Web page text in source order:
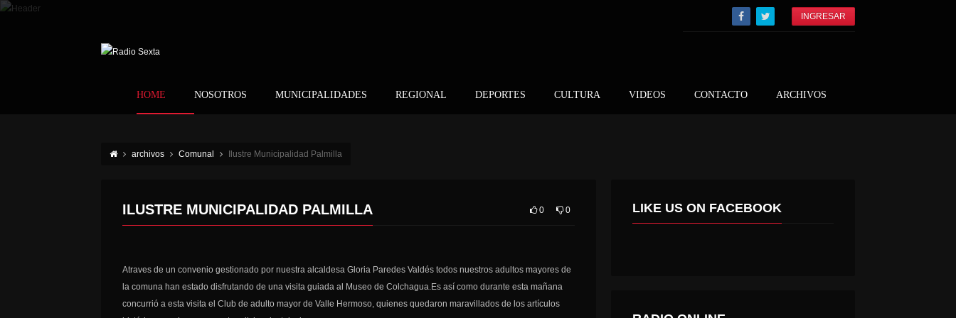
INGRESAR
HOME NOSOTROS MUNICIPALIDADES REGIONAL DEPORTES CULTURA VIDEOS CONTACTO ARCHIVOS
archivos Comunal Ilustre Municipalidad Palmilla
0 0
ILUSTRE MUNICIPALIDAD PALMILLA
Atraves de un convenio gestionado por nuestra alcaldesa Gloria Paredes Valdés todos nuestros adultos mayores de
la comuna han estado disfrutando de una visita guiada al Museo de Colchagua.Es así como durante esta mañana
concurrió a esta visita el Club de adulto mayor de Valle Hermoso, quienes quedaron maravillados de los artículos
LIKE US ON FACEBOOK